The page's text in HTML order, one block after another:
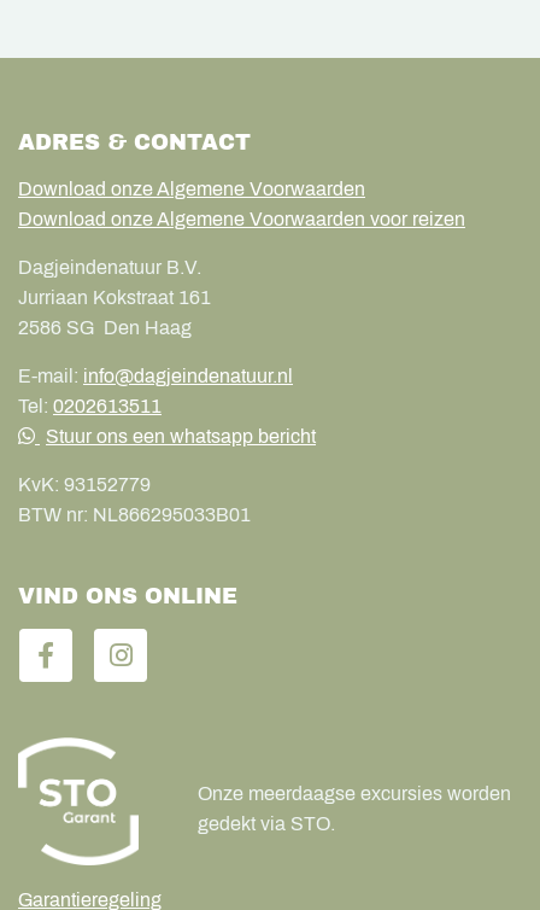
ADRES & CONTACT
Download onze Algemene Voorwaarden
Download onze Algemene Voorwaarden voor reizen
Dagjeindenatuur B.V.
Jurriaan Kokstraat 161
2586 SG Den Haag
E-mail: info@dagjeindenatuur.nl
Tel: 0202613511
Stuur ons een whatsapp bericht
KvK: 93152779
BTW nr: NL866295033B01
VIND ONS ONLINE
Garantieregeling
Onze meerdaagse excursies worden
gedekt via STO.